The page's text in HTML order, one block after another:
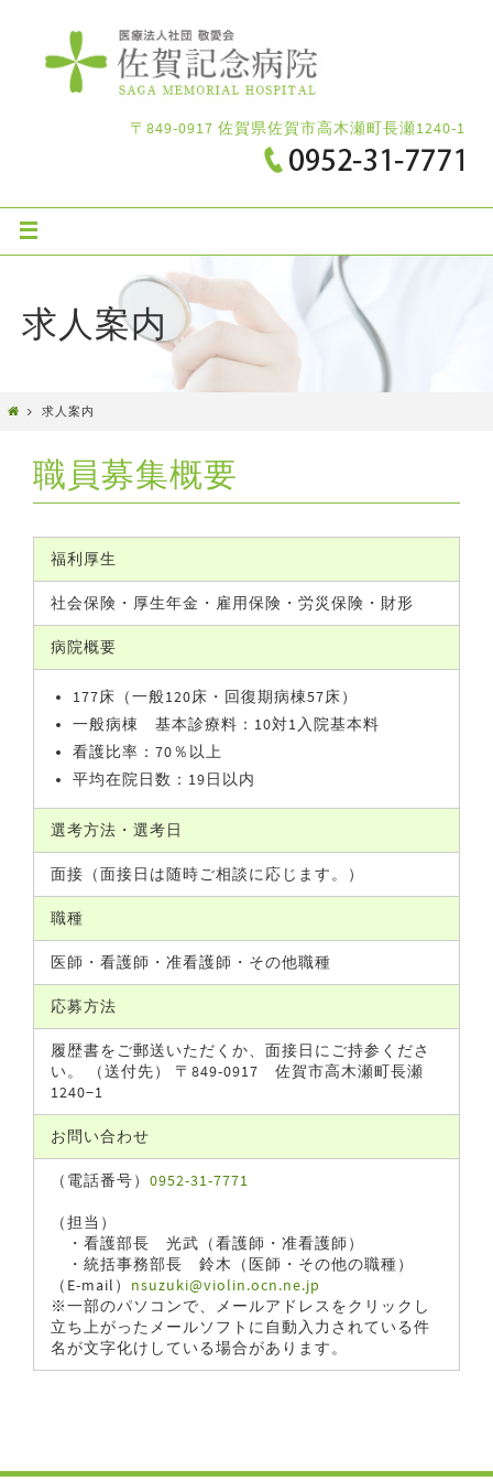
〒849-0917 佐賀県佐賀市高木瀬町長瀬1240-1
求人案内
求人案内
職員募集概要
福利厚生
社会保険・厚生年金・雇用保険・労災保険・財形
病院概要
177床（一般120床・回復期病棟57床）
一般病棟 基本診療料：10対1入院基本料
看護比率：70％以上
平均在院日数：19日以内
選考方法・選考日
面接（面接日は随時ご相談に応じます。）
職種
医師・看護師・准看護師・その他職種
応募方法
履歴書をご郵送いただくか、面接日にご持参くださ
い。 （送付先） 〒849-0917 佐賀市高木瀬町長瀬
1240−1
お問い合わせ
（電話番号） 0952-31-7771
（担当）
・看護部長 光武（看護師・准看護師）
・統括事務部長 鈴木（医師・その他の職種）
（E-mail） nsuzuki@violin.ocn.ne.jp
※一部のパソコンで、メールアドレスをクリックし
立ち上がったメールソフトに自動入力されている件
名が文字化けしている場合があります。